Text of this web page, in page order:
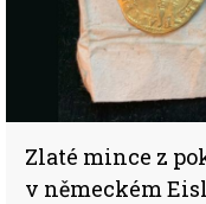
Zlaté mince z
v německém